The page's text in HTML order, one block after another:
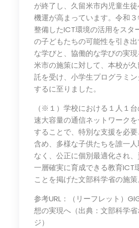
が終了し、久留米市内児童生
機運が高まっています。令和３
整備したICT環境の活用をスタ
の子どもたちの可能性を引き
な学びと、協働的な学びの実
米市の施策に対して、本校が
託を受け、小学生プログラミ
するに至りました。
（※１）学校における１人１
速大容量の通信ネットワーク
することで、特別な支援を必
含め、多様な子供たちを誰一
なく、公正に個別最適化され
一層確実に育成できる教育ICT
ことを掲げた文部科学省の施策
参考URL：（リーフレット）
想の実現へ（出典：文部科学
ジ）